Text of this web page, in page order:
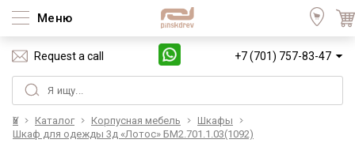
Меню
Request a call +7 (701) 757-83-47
Үй Каталог Корпусная мебель
Шкафы
Шкаф для одежды 3д «Лотос» БМ2.701.1.03(1092)